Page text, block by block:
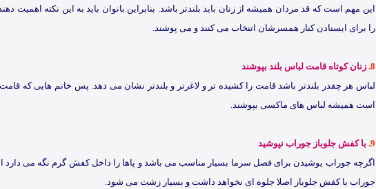
این مهم است که قد مردان همیشه از زنان باید بلندتر باشد. بنابراین بانوان باید به این نکته اهمیت
را برای ایستادن کنار همسرشان اتنخاب می کنند و می پوشند.
8. زنان کوتاه قامت لباس بلند بپوشند
لباس هر چقدر بلندتر باشد قامت را کشیده تر و لاغرتر و بلندتر نشان می دهد. پس خانم هایی که قامت
است همیشه لباس های ماکسی بپوشند.
9. با کفش جلوباز جوراب نپوشید
اگرچه جوراب پوشیدن برای فصل سرما بسیار مناسب می باشد و پاها را داخل کفش گرم نگه می دارد
جوراب با کفش جلوباز اصلا جلوه ای نخواهد داشت و بسیار زشت می شود.